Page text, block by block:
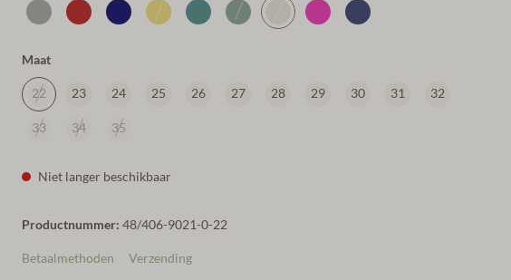
Maat
22 23 24 25 26 27 28 29 30 31 32
33 34 35
Niet langer beschikbaar
Productnummer: 48/406-9021-0-22
Betaalmethoden Verzending